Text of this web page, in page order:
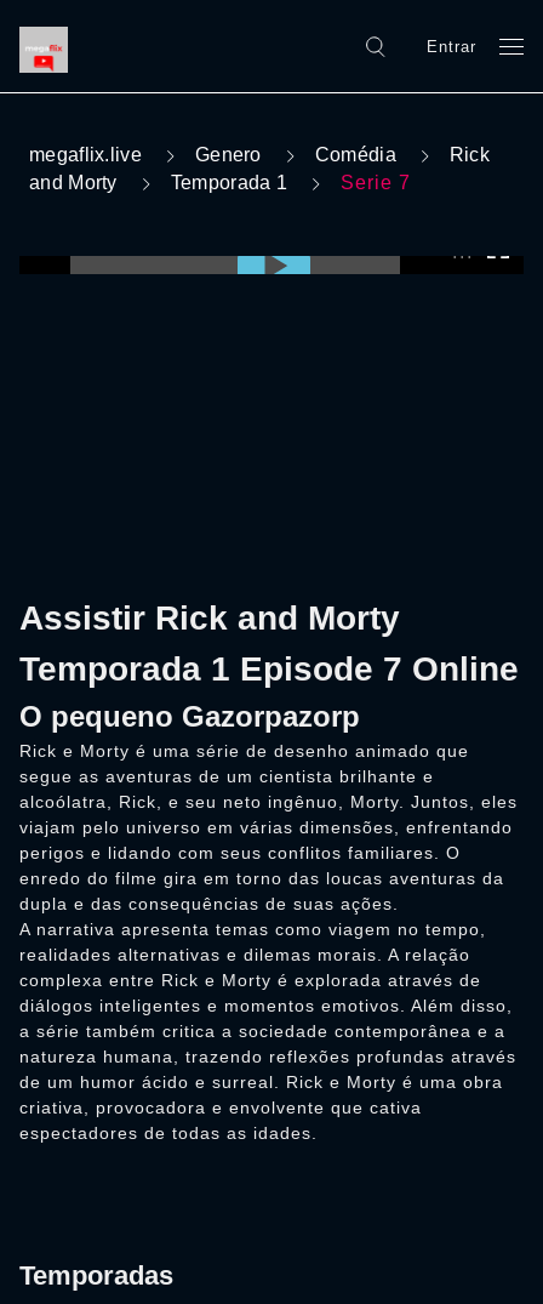
Entrar
megaflix.live Genero Comédia
Rick
and Morty
Temporada 1 Serie 7
Assistir Rick and Morty
Temporada 1 Episode 7 Online
O pequeno Gazorpazorp
Rick e Morty é uma série de desenho animado que
segue as aventuras de um cientista brilhante e
alcoólatra, Rick, e seu neto ingênuo, Morty. Juntos, eles
viajam pelo universo em várias dimensões, enfrentando
perigos e lidando com seus conflitos familiares. O
enredo do filme gira em torno das loucas aventuras da
dupla e das consequências de suas ações.
A narrativa apresenta temas como viagem no tempo,
realidades alternativas e dilemas morais. A relação
complexa entre Rick e Morty é explorada através de
diálogos inteligentes e momentos emotivos. Além disso,
a série também critica a sociedade contemporânea e a
natureza humana, trazendo reflexões profundas através
de um humor ácido e surreal. Rick e Morty é uma obra
criativa, provocadora e envolvente que cativa
espectadores de todas as idades.
Temporadas